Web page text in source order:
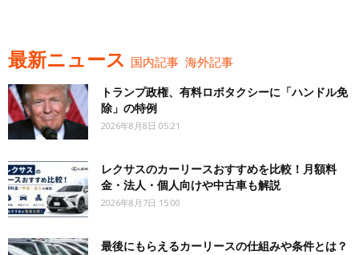
最新ニュース 国内記事 海外記事
トランプ政権、有料ロボタクシーに「ハンドル免
除」の特例
2026年8月8日 05:21
レクサスのカーリースおすすめを比較！月額料
金・法人・個人向けや中古車も解説
2026年8月7日 15:00
最後にもらえるカーリースの仕組みや条件とは？